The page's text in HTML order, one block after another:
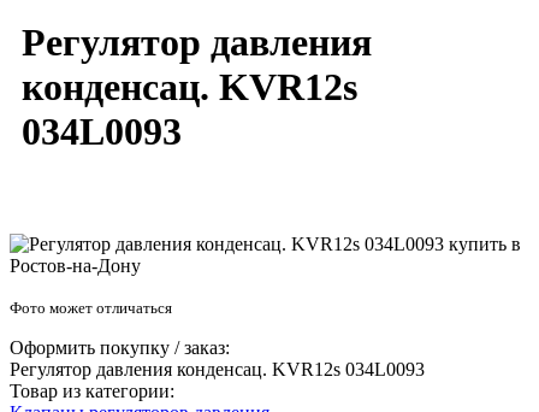
Регулятор давления
конденсац. KVR12s
034L0093
Фото может отличаться
Оформить покупку / заказ:
Регулятор давления конденсац. KVR12s 034L0093
Товар из категории: